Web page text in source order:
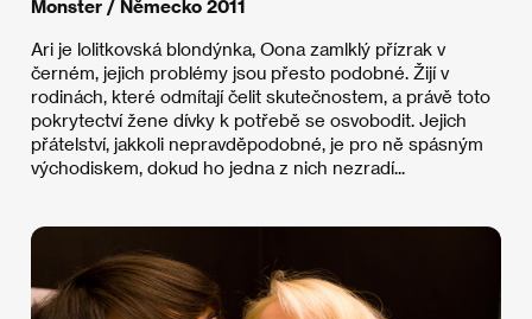
Monster / Německo 2011
Ari je lolitkovská blondýnka, Oona zamlklý přízrak v
černém, jejich problémy jsou přesto podobné. Žijí v
rodinách, které odmítají čelit skutečnostem, a právě toto
pokrytectví žene dívky k potřebě se osvobodit. Jejich
přátelství, jakkoli nepravděpodobné, je pro ně spásným
východiskem, dokud ho jedna z nich nezradí...